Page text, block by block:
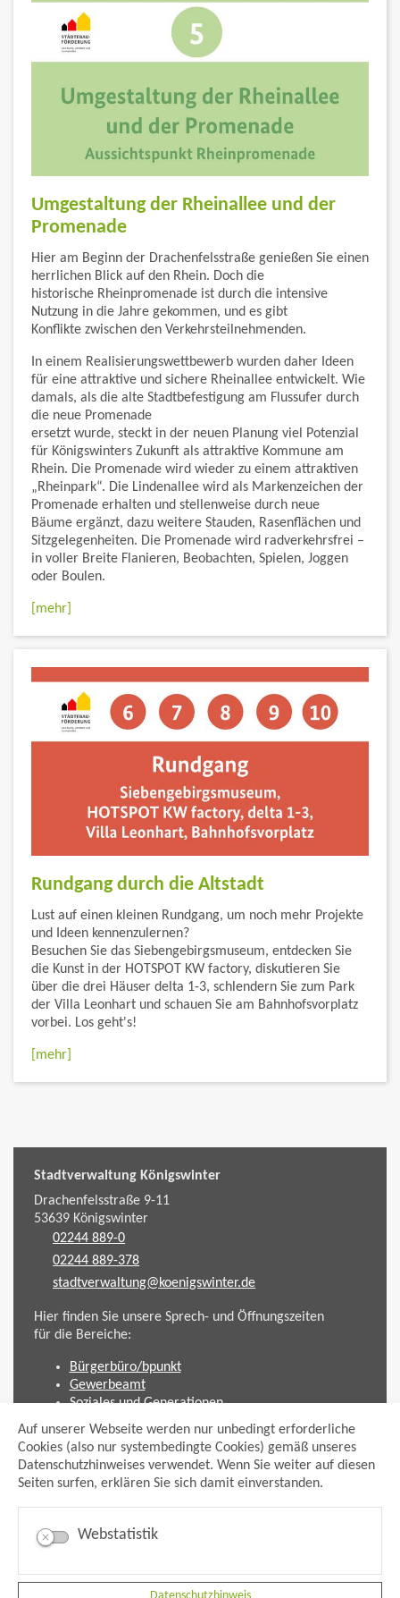
Auf unserer Webseite werden nur unbedingt erforderliche
Cookies (also nur systembedingte Cookies) gemäß unseres
Datenschutzhinweises verwendet. Wenn Sie weiter auf diesen
Seiten surfen, erklären Sie sich damit einverstanden.
Webstatistik
Umgestaltung der Rheinallee und der
Promenade
Hier am Beginn der Drachenfelsstraße genießen Sie einen
herrlichen Blick auf den Rhein. Doch die
historische Rheinpromenade ist durch die intensive
Nutzung in die Jahre gekommen, und es gibt
Konflikte zwischen den Verkehrsteilnehmenden.
In einem Realisierungswettbewerb wurden daher Ideen
für eine attraktive und sichere Rheinallee entwickelt. Wie
damals, als die alte Stadtbefestigung am Flussufer durch
die neue Promenade
ersetzt wurde, steckt in der neuen Planung viel Potenzial
für Königswinters Zukunft als attraktive Kommune am
Rhein. Die Promenade wird wieder zu einem attraktiven
„Rheinpark“. Die Lindenallee wird als Markenzeichen der
Promenade erhalten und stellenweise durch neue
Bäume ergänzt, dazu weitere Stauden, Rasenflächen und
Sitzgelegenheiten. Die Promenade wird radverkehrsfrei –
in voller Breite Flanieren, Beobachten, Spielen, Joggen
oder Boulen.
[mehr]
Rundgang durch die Altstadt
Lust auf einen kleinen Rundgang, um noch mehr Projekte
und Ideen kennenzulernen?
Besuchen Sie das Siebengebirgsmuseum, entdecken Sie
die Kunst in der HOTSPOT KW factory, diskutieren Sie
über die drei Häuser delta 1-3, schlendern Sie zum Park
der Villa Leonhart und schauen Sie am Bahnhofsvorplatz
vorbei. Los geht's!
[mehr]
Stadtverwaltung Königswinter
Drachenfelsstraße 9-11
53639Königswinter
02244 889-0
02244 889-378
stadtverwaltung@koenigswinter.de
Hier finden Sie unsere Sprech- und Öffnungszeiten
für die Bereiche:
Bürgerbüro/bpunkt
Gewerbeamt
Soziales und Generationen
Standesamt
Friedhofsverwaltung
Planen und Bauen (Bauamt)
Impressum
Datenschutzhinweis
Anmelden
Facebook